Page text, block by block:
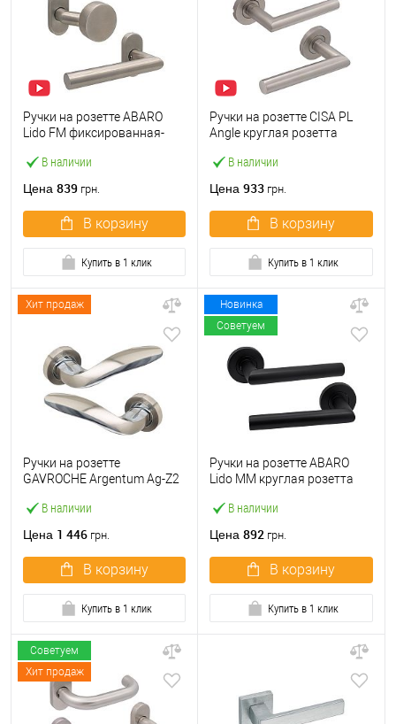
В наличии
Ручки на розетте ABARO
Lido FM фиксированная-
сталь
Цена 839 грн.
В корзину
Купить в 1 клик
В наличии
Ручки на розетте CISA PL
Angle круглая розетта
сталь
Цена 933 грн.
В корзину
Купить в 1 клик
Хит продаж
В наличии
Ручки на розетте
GAVROCHE Argentum Ag-Z2
Цена 1 446 грн.
В корзину
Купить в 1 клик
Новинка
Советуем
В наличии
Ручки на розетте ABARO
Lido MM круглая розетта
Цена 892 грн.
В корзину
Купить в 1 клик
Советуем
Хит продаж